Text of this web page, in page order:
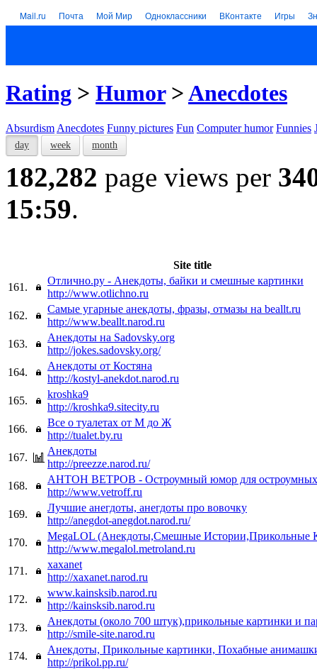
Mail.ru Почта Мой Мир Одноклассники ВКонтакте Игры
Rating > Humor>Anecdotes
Absurdism Anecdotes Funny pictures Fun Computer humor Funnies
day week month
182,282 page views per
15:59.
Site title
161.
Отлично.ру - Анекдоты, байки и смешные картинки
http://www.otlichno.ru
162.
Самые угарные анекдоты, фразы, отмазы на beallt.ru
http://www.beallt.narod.ru
163.
Анекдоты на Sadovsky.org
http://jokes.sadovsky.org/
164.
Анекдоты от Костяна
http://kostyl-anekdot.narod.ru
165.
kroshka9
http://kroshka9.sitecity.ru
166.
Все о туалетах от М до Ж
http://tualet.by.ru
167.
Анекдоты
http://preezze.narod.ru/
168.
АНТОН ВЕТРОВ - Остроумный юмор для
http://www.vetroff.ru
169.
Лучшие анегдоты, анегдоты про вовочку
http://anegdot-anegdot.narod.ru/
170.
MegaLOL (Анекдоты,Смешные Истории,Прикольные
http://www.megalol.metroland.ru
171.
xaxanet
http://xaxanet.narod.ru
172.
www.kainsksib.narod.ru
http://kainsksib.narod.ru
173.
Анекдоты (около 700 штук),прикольные картинки и
http://smile-site.narod.ru
174.
Анекдоты, Прикольные картинки, Похабные
http://prikol.pp.ru/